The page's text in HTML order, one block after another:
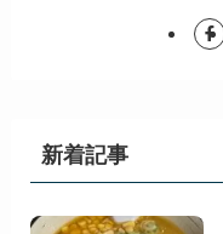
新着記事